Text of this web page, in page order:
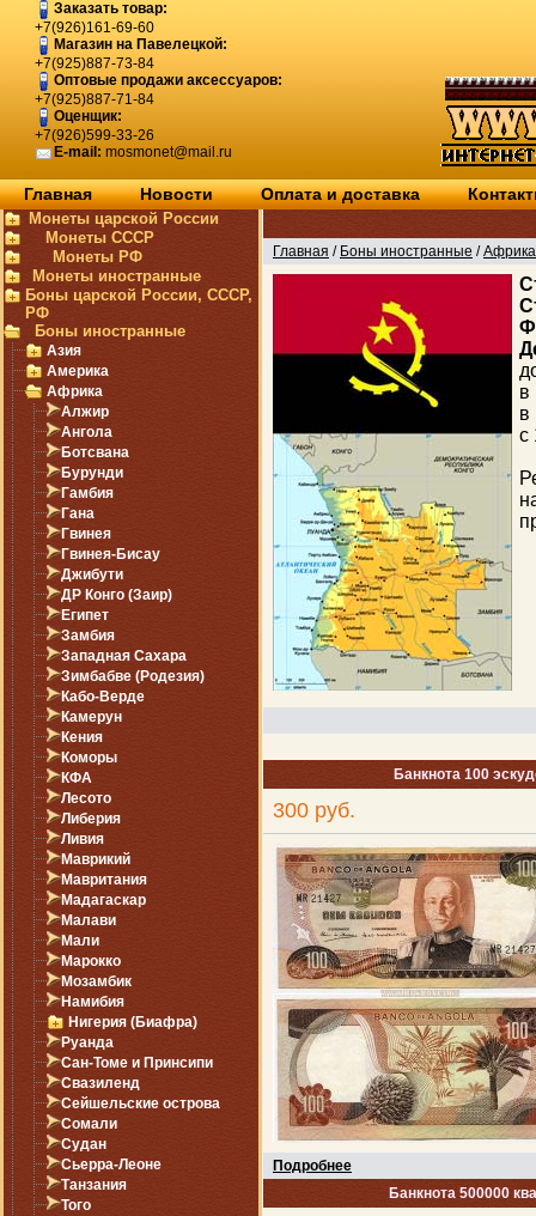
Заказать товар:
+7(926)161-69-60
Магазин на Павелецкой:
+7(925)887-73-84
Оптовые продажи аксессуаров:
+7(925)887-71-84
Оценщик:
+7(926)599-33-26
E-mail: mosmonet@mail.ru
Главная Новости Оплата и доставка
Монеты царской России
Монеты СССР
Монеты РФ
Монеты иностранные
Боны царской России, СССР,
РФ
Боны иностранные
Азия
Америка
Африка
Алжир
Ангола
Ботсвана
Бурунди
Гамбия
Гана
Гвинея
Гвинея-Бисау
Джибути
ДР Конго (Заир)
Египет
Замбия
Западная Сахара
Зимбабве (Родезия)
Кабо-Верде
Камерун
Кения
Коморы
КФА
Лесото
Либерия
Ливия
Маврикий
Мавритания
Мадагаскар
Малави
Мали
Марокко
Мозамбик
Намибия
Нигерия (Биафра)
Руанда
Сан-Томе и Принсипи
Свазиленд
Сейшельские острова
Сомали
Судан
Сьерра-Леоне
Танзания
Того
Главная / Боны иностранные /Африка
в
в
с
Банкнота 100
300 руб.
Подробнее
Банкнота 500000